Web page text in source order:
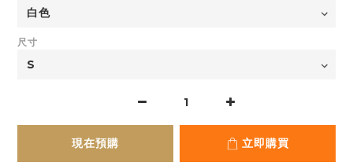
尺寸
現在預購 立即購買